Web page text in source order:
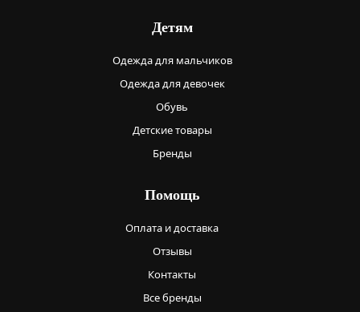
Детям
Одежда для мальчиков
Одежда для девочек
Обувь
Детские товары
Бренды
Помощь
Оплата и доставка
Отзывы
Контакты
Все бренды